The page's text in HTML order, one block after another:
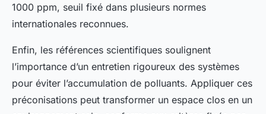
1000 ppm, seuil fixé dans plusieurs normes
internationales reconnues.
Enfin, les références scientifiques soulignent
l’importance d’un entretien rigoureux des systèmes
pour éviter l’accumulation de polluants. Appliquer ces
préconisations peut transformer un espace clos en un